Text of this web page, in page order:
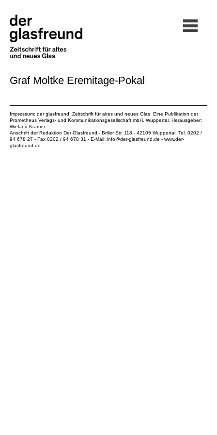
Graf Moltke Eremitage-Pokal
Impressum: der glasfreund. Zeitschrift für altes und neues Glas. Eine Publikation der
Prometheus Verlags- und Kommunikationsgesellschaft mbH , Wuppertal. Herausgeber:
Wieland Kramer.
Anschrift der Redaktion Der Glasfreund - Briller Str. 118 - 42105 Wuppertal. Tel. 0202 /
94 678 27 - Fax 0202 / 94 678 31 - E-Mail: info@der-glasfreund.de - www.der-
glasfreund.de